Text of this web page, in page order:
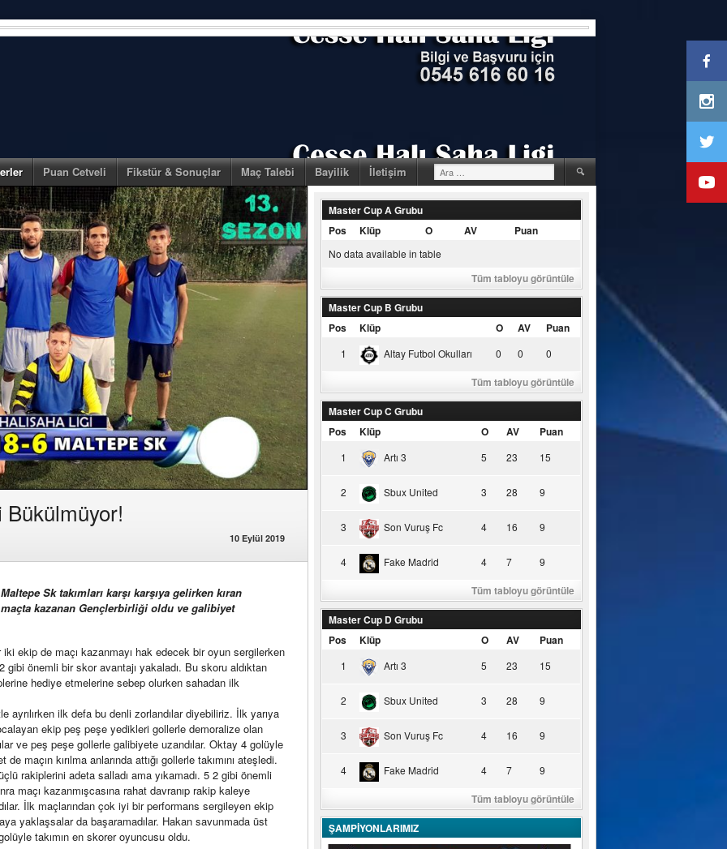
Puan Cetveli Fikstür & Sonuçlar Maç Talebi Bayilik İletişim Arama:
Bükülmüyor!
10 Eylül 2019
Sk takımları karşı karşıya gelirken kıran
kazanan Gençlerbirliği oldu ve galibiyet
ekip de maçı kazanmayı hak edecek bir oyun sergilerken
gibi önemli bir skor avantajı yakaladı. Bu skoru aldıktan
hediye etmelerine sebep olurken sahadan ilk
ayrılırken ilk defa bu denli zorlandılar diyebiliriz. İlk yarıya
ekip peş peşe yedikleri gollerle demoralize olan
ve peş peşe gollerle galibiyete uzandılar. Oktay 4 golüyle
maçın kırılma anlarında attığı gollerle takımını ateşledi.
rakiplerini adeta salladı ama yıkamadı. 5 2 gibi önemli
maçı kazanmışcasına rahat davranıp rakip kaleye
İlk maçlarından çok iyi bir performans sergileyen ekip
yaklaşsalar da başaramadılar. Hakan savunmada üst
takımın en skorer oyuncusu oldu.
Master Cup A Grubu
Pos
Klüp O AV Puan
No data available in table
Tüm tabloyu görüntüle
Master Cup B Grubu
Pos
Klüp O AV Puan
1 Altay Futbol Okulları 0 0 0
Tüm tabloyu görüntüle
Master Cup C Grubu
Pos
Klüp O AV Puan
1 Artı 3 5 23 15
2 Sbux United 3 28 9
3 Son Vuruş Fc 4 16 9
4 Fake Madrid 4 7 9
Tüm tabloyu görüntüle
Master Cup D Grubu
Pos
Klüp O AV Puan
1 Artı 3 5 23 15
2 Sbux United 3 28 9
3 Son Vuruş Fc 4 16 9
4 Fake Madrid 4 7 9
Tüm tabloyu görüntüle
ŞAMPİYONLARIMIZ